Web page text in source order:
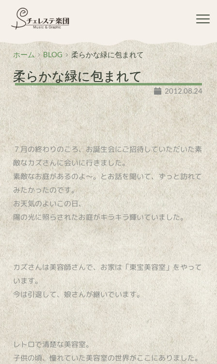
ツ
ス
キ
ッ
プ
ホーム BLOG 柔らかな緑に包まれて
柔らかな緑に包まれて
2012.08.24
７月の終わりのころ、お誕生会にご招待していただいた素
敵なカズさんに会いに行きました。
素敵なお庭があるのよ〜。とお話を聞いて、ずっと訪れて
みたかったのです。
お天気のよいこの日、
陽の光に照らされたお庭がキラキラ輝いていました。
カズさんは美容師さんで、お家は「東宝美容室」をやって
います。
今は引退して、娘さんが継いでいます。
レトロで清楚な美容室。
子供の頃、憧れていた美容室の世界がここにありました。